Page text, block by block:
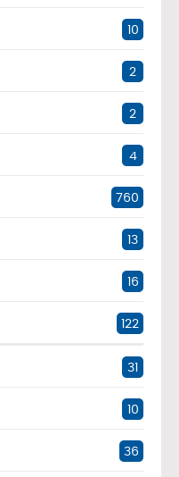
10
2
2
4
760
13
16
122
31
10
36